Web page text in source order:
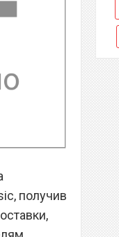
получив